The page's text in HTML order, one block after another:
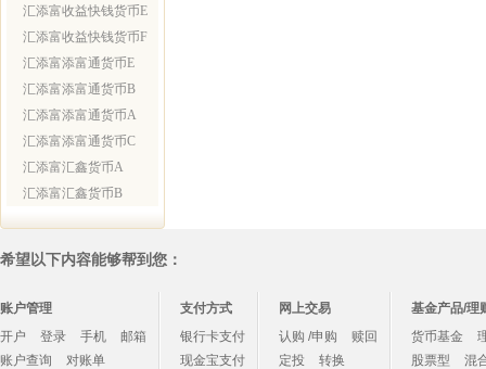
汇添富收益快钱货币E
汇添富收益快钱货币F
汇添富添富通货币E
汇添富添富通货币B
汇添富添富通货币A
汇添富添富通货币C
汇添富汇鑫货币A
汇添富汇鑫货币B
希望以下内容能够帮到您：
账户管理
开户
登录 手机
邮箱
账户查询
对账单
支付方式
银行卡支付
现金宝支付
网上交易
认购 /申购
赎回
定投
转换
基金产品/理
货币基金
股票型
混